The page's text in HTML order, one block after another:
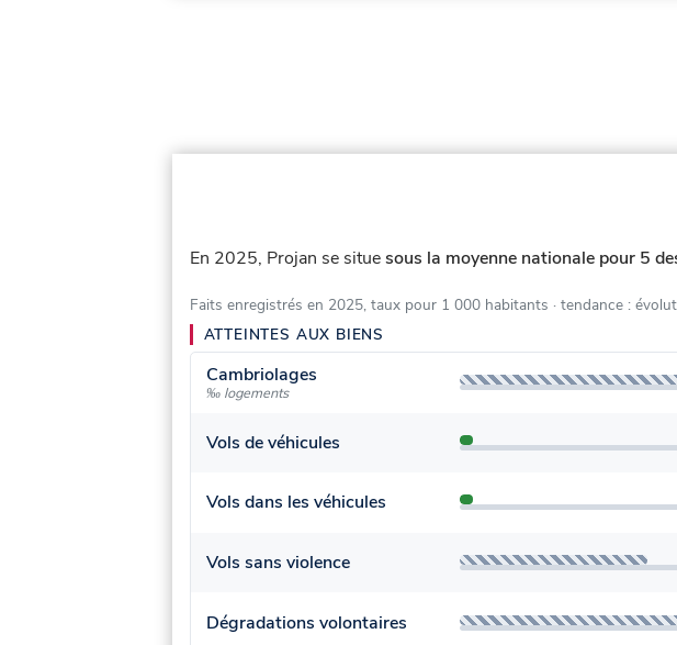
En 2025, Projan se situesous la moyenne nationale pour 5
Faits enregistrés en 2025, taux pour 1 000 habitants · tendance :
ATTEINTES AUX BIENS
Cambriolages
‰ logements
Vols de véhicules
Vols dans les véhicules
Vols sans violence
Dégradations volontaires